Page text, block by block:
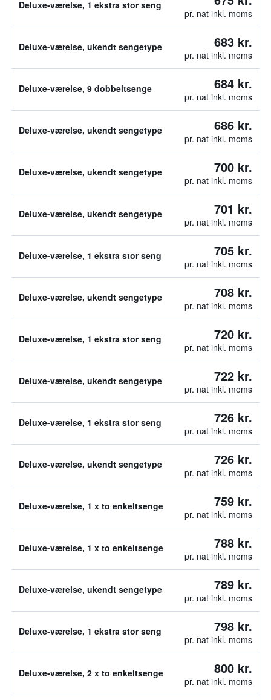
Deluxe-værelse, 1 ekstra stor seng
pr. nat inkl. moms
Deluxe-værelse, ukendt sengetype 683 kr.
pr. nat inkl. moms
Deluxe-værelse, 9 dobbeltsenge 684 kr.
pr. nat inkl. moms
Deluxe-værelse, ukendt sengetype 686 kr.
pr. nat inkl. moms
Deluxe-værelse, ukendt sengetype 700 kr.
pr. nat inkl. moms
Deluxe-værelse, ukendt sengetype 701 kr.
pr. nat inkl. moms
Deluxe-værelse, 1 ekstra stor seng 705 kr.
pr. nat inkl. moms
Deluxe-værelse, ukendt sengetype 708 kr.
pr. nat inkl. moms
Deluxe-værelse, 1 ekstra stor seng 720 kr.
pr. nat inkl. moms
Deluxe-værelse, ukendt sengetype 722 kr.
pr. nat inkl. moms
Deluxe-værelse, 1 ekstra stor seng 726 kr.
pr. nat inkl. moms
Deluxe-værelse, ukendt sengetype 726 kr.
pr. nat inkl. moms
Deluxe-værelse, 1 x to enkeltsenge 759 kr.
pr. nat inkl. moms
Deluxe-værelse, 1 x to enkeltsenge 788 kr.
pr. nat inkl. moms
Deluxe-værelse, ukendt sengetype 789 kr.
pr. nat inkl. moms
Deluxe-værelse, 1 ekstra stor seng 798 kr.
pr. nat inkl. moms
Deluxe-værelse, 2 x to enkeltsenge 800 kr.
pr. nat inkl. moms